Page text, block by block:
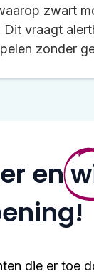
zwart
vraagt
zonder
en
die er toe